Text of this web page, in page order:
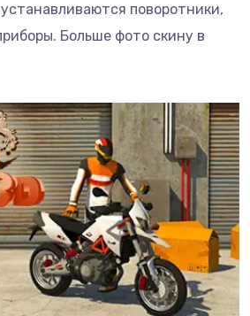
поворотники,
Больше фото скину в